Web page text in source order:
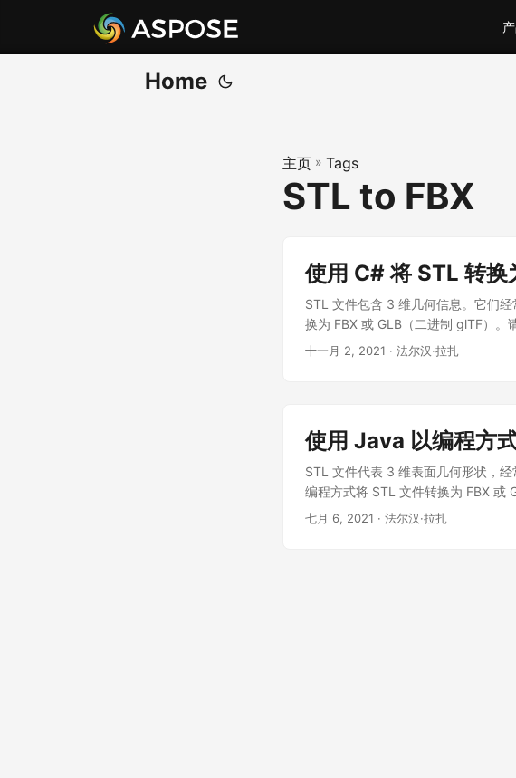
Home
主页 » Tags
STL to FBX
使用 C# 将 STL 转
STL 文件包含 3 维几何信息。它们
换为 FBX 或 GLB（二进制 glTF）。
十一月 2, 2021 · 法尔汉·拉扎
使用 Java 以编程方
STL 文件代表 3 维表面几何形状，
编程方式将 STL 文件转换为 FBX 或
七月 6, 2021 · 法尔汉·拉扎